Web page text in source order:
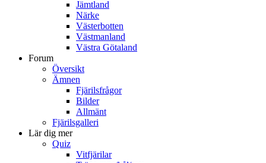
Jämtland
Närke
Västerbotten
Västmanland
Västra Götaland
Forum
Översikt
Ämnen
Fjärilsfrågor
Bilder
Allmänt
Fjärilsgalleri
Lär dig mer
Quiz
Vitfjärilar